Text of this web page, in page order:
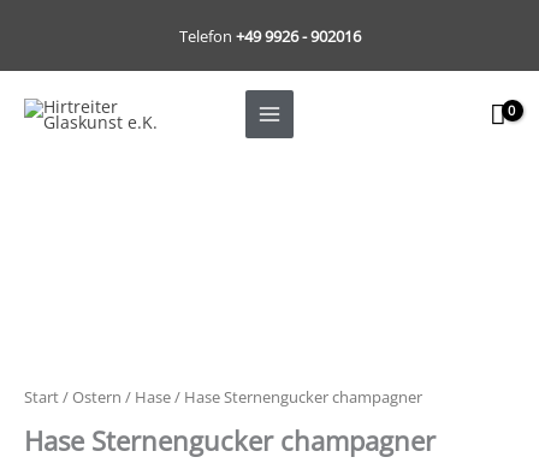
springen
Telefon +49 9926 - 902016
Start/Ostern / Hase/ Hase Sternengucker champagner
Hase Sternengucker champagner